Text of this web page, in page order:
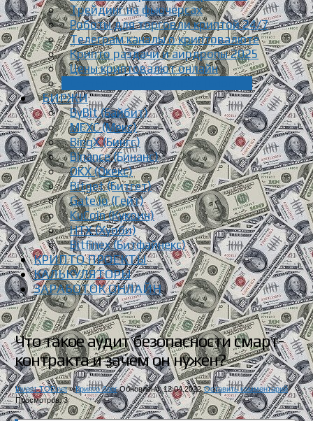
Трейдинг на фьючерсах
Роботы для торговли криптой 24/7
Телеграм каналы о криптовалюте
Крипто раздачи и аирдропы 2025
Цены криптовалют онлайн
БИРЖИ
ByBit (Байбит)
MEXC (Мекс)
BingX (Бингс)
Binance (Бинанс)
OKX (Окекс)
Bitget (Битгет)
Gate.io (Гейт)
KuCoin (Кукоин)
HTX (Хуоби)
Bitfinex (Битфайнекс)
КРИПТО ПРОЕКТЫ
КАЛЬКУЛЯТОРЫ
ЗАРАБОТОК ОНЛАЙН
Что такое аудит безопасности смарт-
контракта и зачем он нужен?
Invest-TOP.net»Крипто блог Обновлено: 12.04.2022 Оставить комментарий
Просмотров: 3